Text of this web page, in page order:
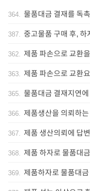
364. 물품대금 결재를 독
387. 중고물품 구매 후,
362. 제품 파손으로 교환
363. 제품 파손으로 교환
365. 물품대금 결재지연
366. 제품생산을 의뢰하
367. 제품 생산의뢰에 답
368. 제품 하자로 물품대
369. 제품하자로 물품대